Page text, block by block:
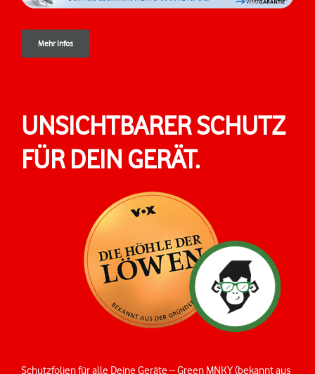
Mehr Infos
UNSICHT­­BARER SCHUTZ
FÜR DEIN GERÄT.
Schutzfolien für alle Deine Geräte – Green MNKY (bekannt aus